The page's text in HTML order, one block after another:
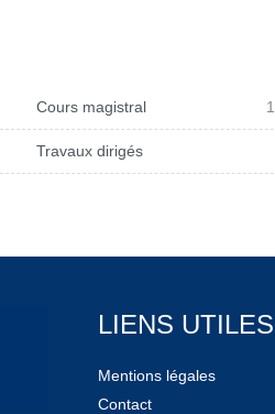
Cours magistral
Travaux dirigés
LIENS UTILES
Mentions légales
Contact